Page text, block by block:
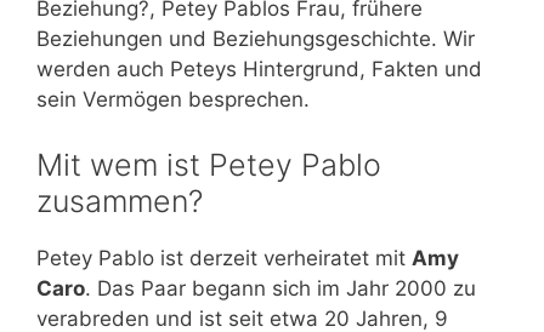
Beziehung?, Petey Pablos Frau, frühere
Beziehungen und Beziehungsgeschichte. Wir
werden auch Peteys Hintergrund, Fakten und
sein Vermögen besprechen.
Mit wem ist Petey Pablo
zusammen?
Petey Pablo ist derzeit verheiratet mit Amy
Caro. Das Paar begann sich im Jahr 2000 zu
verabreden und ist seit etwa 20 Jahren, 9